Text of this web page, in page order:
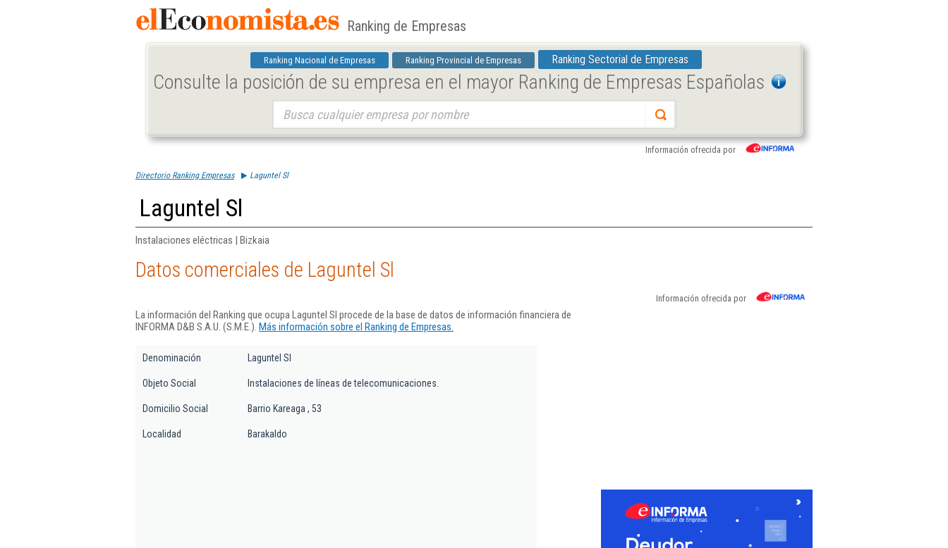
Ranking de Empresas
Ranking Nacional de Empresas Ranking Provincial de Empresas Ranking Sectorial de Empresas
Consulte la posición de su empresa en el mayor Ranking de Empresas Españolas
Información ofrecida por
Directorio Ranking Empresas Laguntel Sl
Laguntel Sl
Instalaciones eléctricas | Bizkaia
Datos comerciales de Laguntel Sl
Información ofrecida por
La información del Ranking que ocupa Laguntel Sl procede de la base de datos de información financiera de
INFORMA D&B S.A.U. (S.M.E.). Más información sobre el Ranking de Empresas.
Denominación Laguntel Sl
Objeto Social Instalaciones de líneas de telecomunicaciones.
Domicilio Social Barrio Kareaga , 53
Localidad Barakaldo